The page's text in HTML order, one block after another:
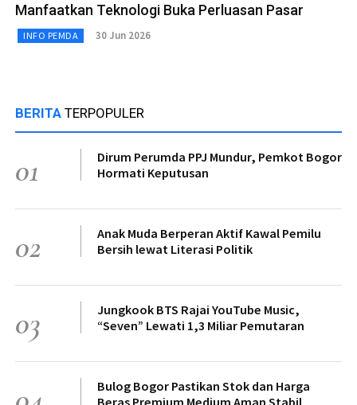
Manfaatkan Teknologi Buka Perluasan Pasar
INFO PEMDA 30 Jun 2026
BERITA TERPOPULER
01
Dirum Perumda PPJ Mundur, Pemkot Bogor
Hormati Keputusan
02
Anak Muda Berperan Aktif Kawal Pemilu
Bersih lewat Literasi Politik
03
Jungkook BTS Rajai YouTube Music,
“Seven” Lewati 1,3 Miliar Pemutaran
Bulog Bogor Pastikan Stok dan Harga
Beras Premium Medium Aman Stabil